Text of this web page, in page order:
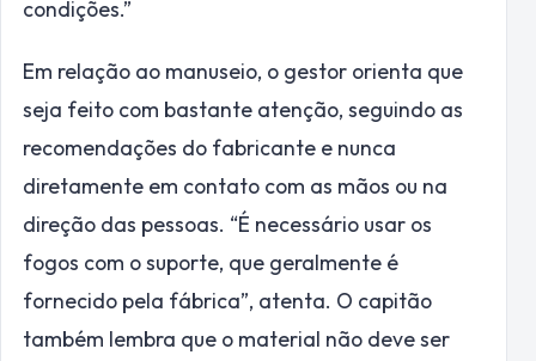
condições.”
Em relação ao manuseio, o gestor orienta que
seja feito com bastante atenção, seguindo as
recomendações do fabricante e nunca
diretamente em contato com as mãos ou na
direção das pessoas. “É necessário usar os
fogos com o suporte, que geralmente é
fornecido pela fábrica”, atenta. O capitão
também lembra que o material não deve ser